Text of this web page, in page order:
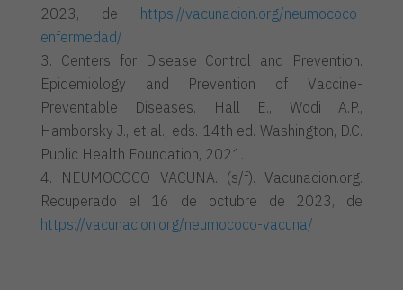
2023, de https://vacunacion.org/neumococo-
enfermedad/
Centers for Disease Control and Prevention.
Epidemiology and Prevention of Vaccine-
Preventable Diseases. Hall E., Wodi A.P.,
Hamborsky J., et al., eds. 14th ed. Washington, D.C.
Public Health Foundation, 2021.
NEUMOCOCO VACUNA. (s/f). Vacunacion.org.
Recuperado el 16 de octubre de 2023, de
https://vacunacion.org/neumococo-vacuna/